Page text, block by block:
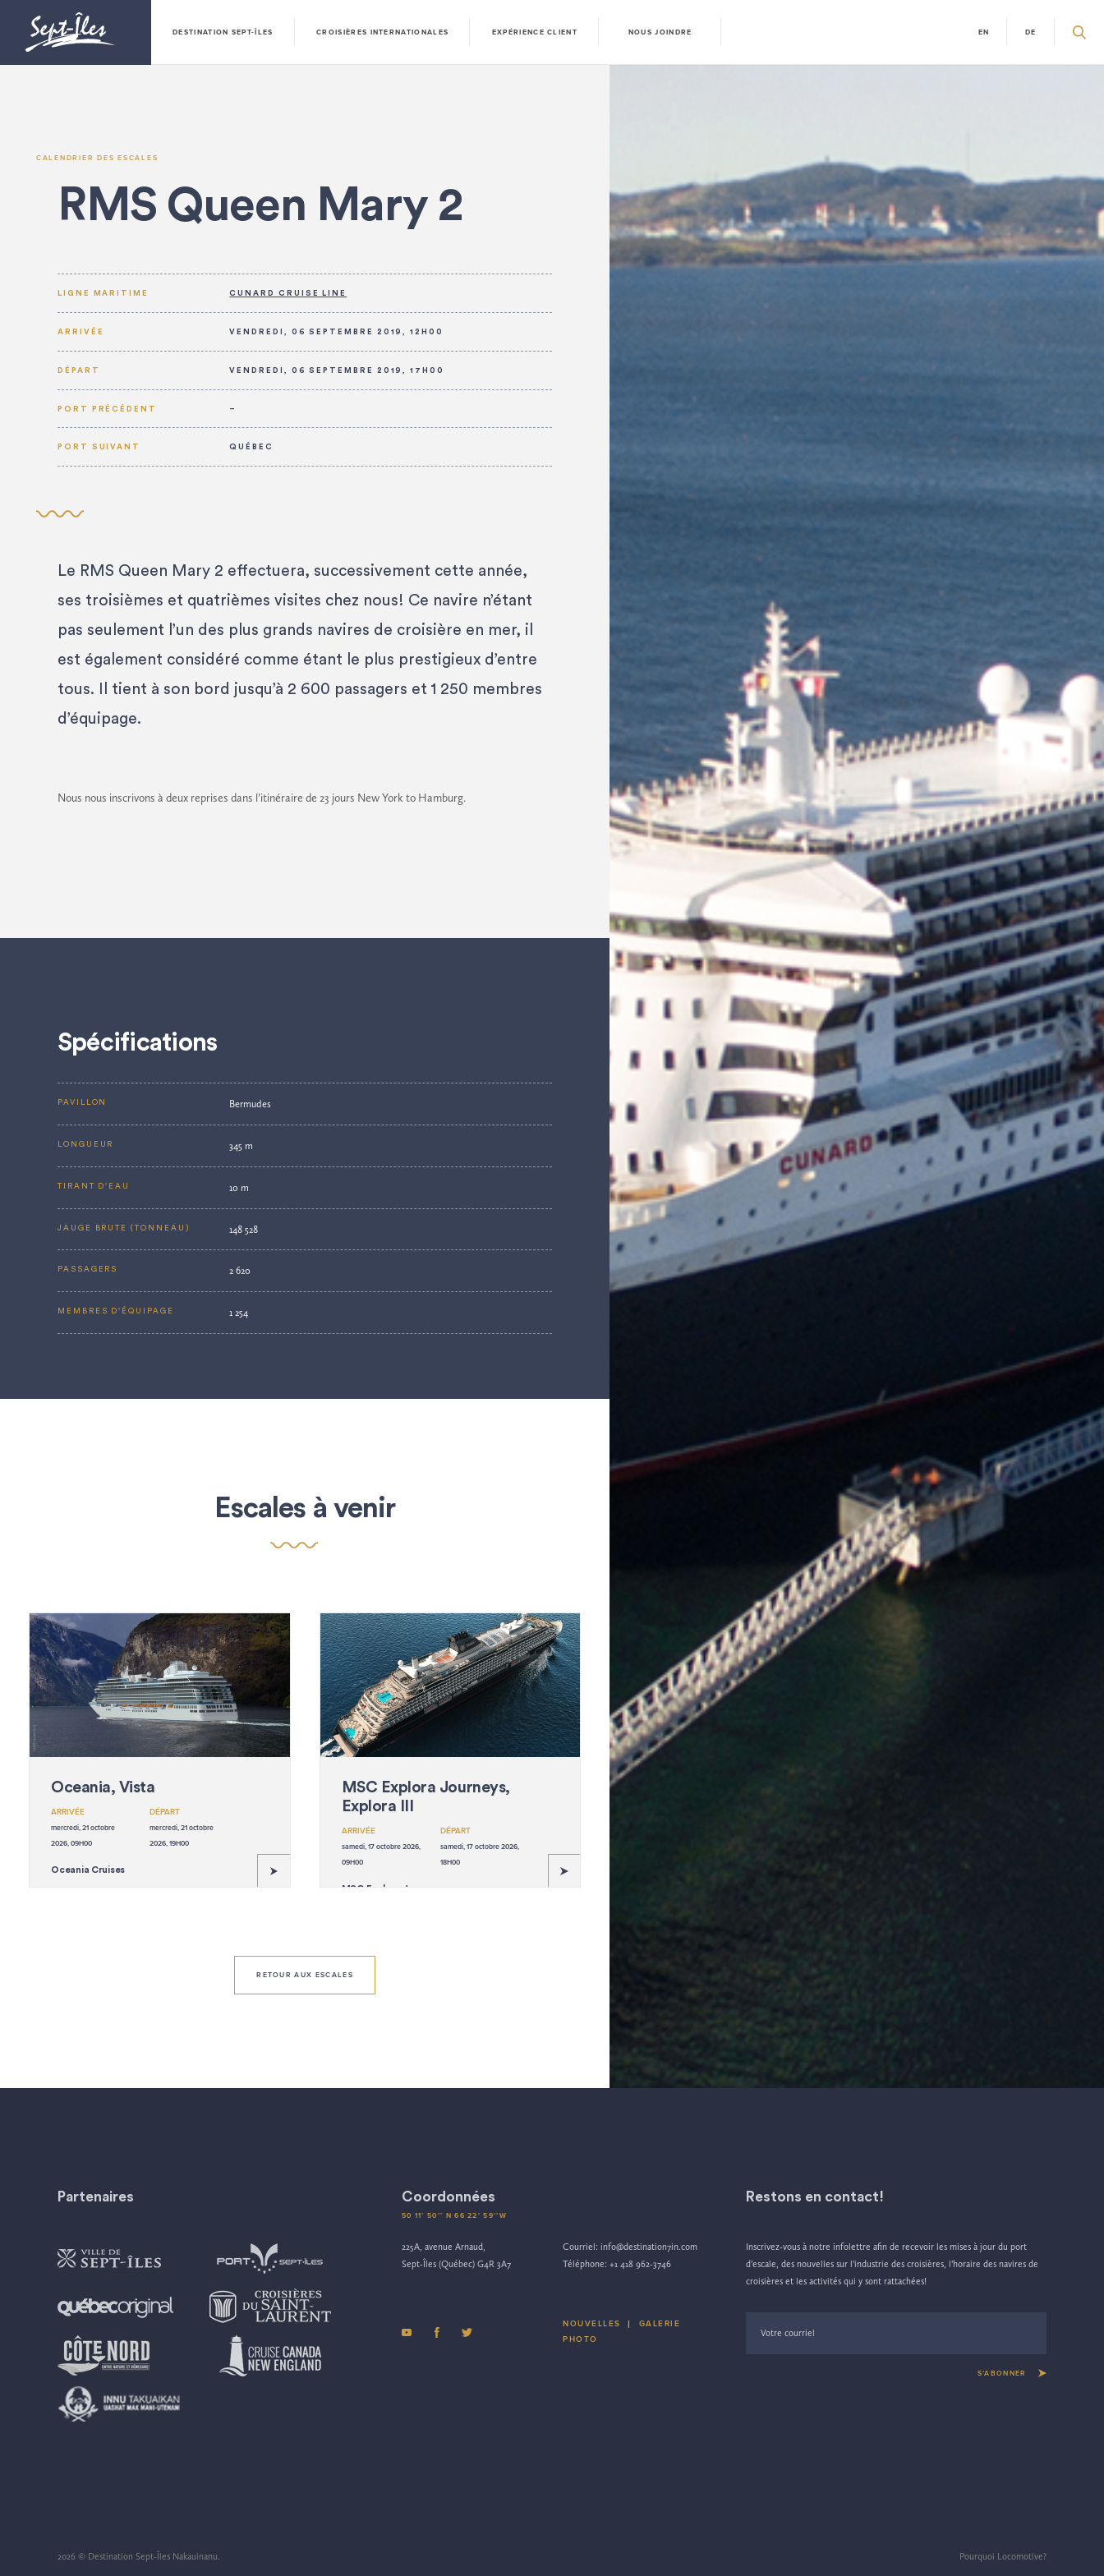
DESTINATION SEPT-ÎLES CROISIÈRES INTERNATIONALES EXPÉRIENCE CLIENT NOUS JOINDRE EN DE
CALENDRIER DES ESCALES
RMS Queen Mary 2
LIGNE MARITIME CUNARD CRUISE LINE
ARRIVÉE VENDREDI, 06 SEPTEMBRE 2019, 12H00
DÉPART VENDREDI, 06 SEPTEMBRE 2019, 17H00
PORT PRÉCÉDENT –
PORT SUIVANT QUÉBEC
Le RMS Queen Mary 2 effectuera, successivement cette année,
ses troisièmes et quatrièmes visites chez nous! Ce navire n’étant
pas seulement l’un des plus grands navires de croisière en mer, il
est également considéré comme étant le plus prestigieux d’entre
tous. Il tient à son bord jusqu’à 2 600 passagers et 1 250 membres
d’équipage.
Nous nous inscrivons à deux reprises dans l’itinéraire de 23 jours New York to Hamburg.
Spécifications
PAVILLON Bermudes
LONGUEUR 345 m
TIRANT D'EAU 10 m
JAUGE BRUTE (TONNEAU) 148 528
PASSAGERS 2 620
MEMBRES D'ÉQUIPAGE 1 254
Escales à venir
Oceania, Vista
ARRIVÉE
mercredi, 21 octobre
2026, 09H00
DÉPART
mercredi, 21 octobre
2026, 19H00
Oceania Cruises
MSC Explora Journeys,
Explora III
ARRIVÉE
samedi, 17 octobre 2026,
09H00
DÉPART
samedi, 17 octobre 2026,
18H00
MSC Explora Journeys
RETOUR AUX ESCALES
Partenaires Coordonnées
50 11’ 50’’ N 66 22’ 59’’W
225A, avenue Arnaud,
Sept-Îles (Québec) G4R 3A7
Courriel:info@destination7in.com
Téléphone:+1 418 962-3746
NOUVELLES |
GALERIE
PHOTO
Restons en contact!
Inscrivez-vous à notre infolettre afin de recevoir les mises à jour du port
d’escale, des nouvelles sur l’industrie des croisières, l’horaire des navires de
croisières et les activités qui y sont rattachées!
S’ABONNER
2026 © Destination Sept-Îles Nakauinanu. Pourquoi Locomotive?